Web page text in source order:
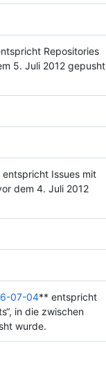
Repositories
5. Juli 2012 gepusht
Issues mit
dem 4. Juli 2012
07-04** entspricht
in die zwischen
wurde.